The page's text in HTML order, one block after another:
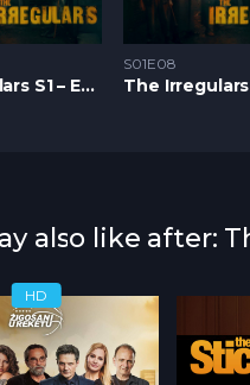
The Irregulars S1 – Epizoda 07
S01E08
also like after:
HD